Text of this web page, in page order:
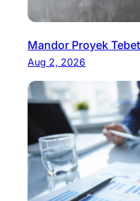
Mandor Proyek
Aug 2, 2026